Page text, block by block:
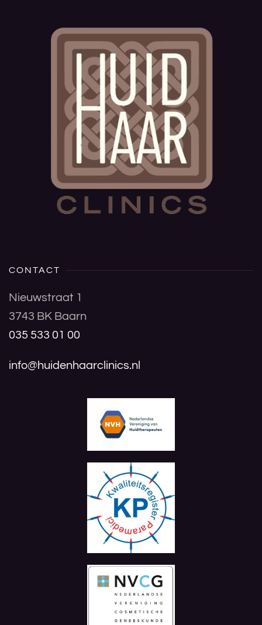
CONTACT
Nieuwstraat 1
3743 BK Baarn
035 533 01 00
info@huidenhaarclinics.nl